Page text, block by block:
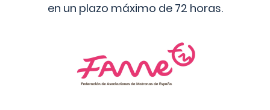
en un plazo máximo de 72 horas.